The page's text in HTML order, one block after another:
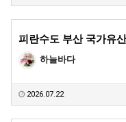
피란수도 부산 국가유
하늘바다
2026.07.22